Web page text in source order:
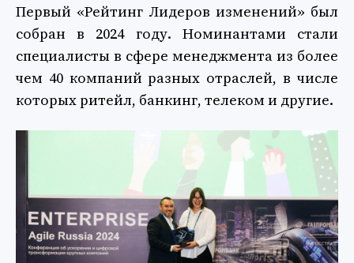
Первый «Рейтинг Лидеров изменений» был
собран в 2024 году. Номинантами стали
специалисты в сфере менеджмента из более
чем 40 компаний разных отраслей, в числе
которых ритейл, банкинг, телеком и другие.